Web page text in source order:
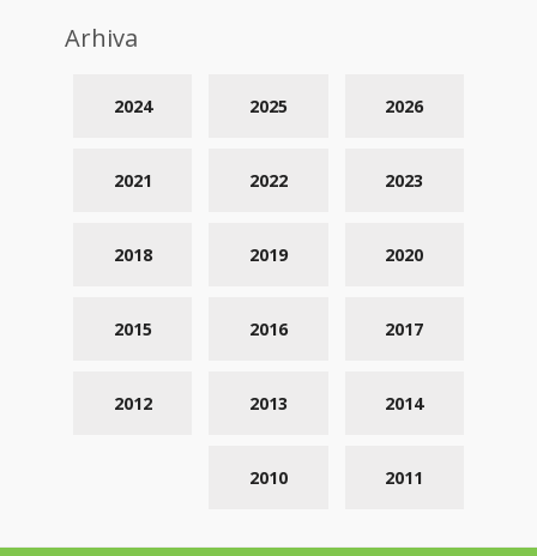
Arhiva
2026
2025
2024
2023
2022
2021
2020
2019
2018
2017
2016
2015
2014
2013
2012
2011
2010